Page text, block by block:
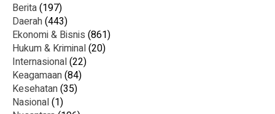
Berita(197)
Daerah(443)
Ekonomi & Bisnis (861)
Hukum & Kriminal(20)
Internasional(22)
Keagamaan(84)
Kesehatan(35)
Nasional(1)